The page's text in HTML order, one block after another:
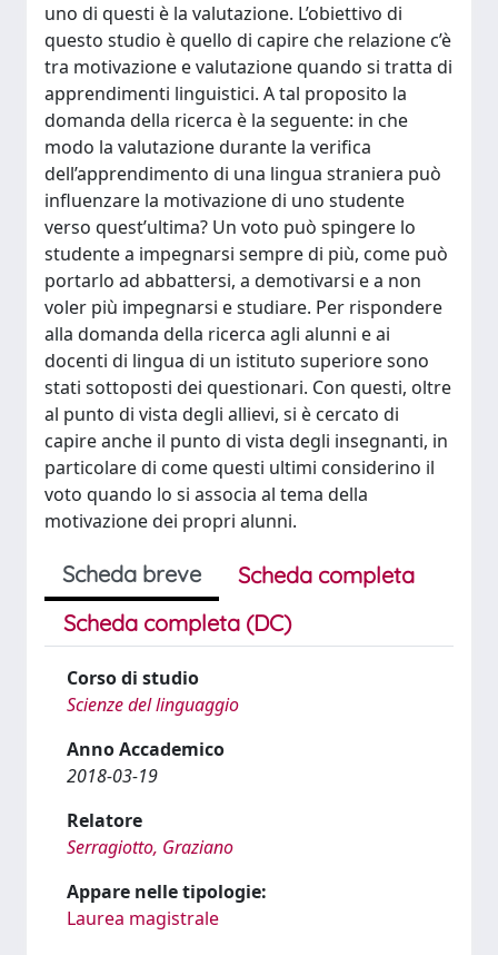
uno di questi è la valutazione. L’obiettivo di
questo studio è quello di capire che relazione c’è
tra motivazione e valutazione quando si tratta di
apprendimenti linguistici. A tal proposito la
domanda della ricerca è la seguente: in che
modo la valutazione durante la verifica
dell’apprendimento di una lingua straniera può
influenzare la motivazione di uno studente
verso quest’ultima? Un voto può spingere lo
studente a impegnarsi sempre di più, come può
portarlo ad abbattersi, a demotivarsi e a non
voler più impegnarsi e studiare. Per rispondere
alla domanda della ricerca agli alunni e ai
docenti di lingua di un istituto superiore sono
stati sottoposti dei questionari. Con questi, oltre
al punto di vista degli allievi, si è cercato di
capire anche il punto di vista degli insegnanti, in
particolare di come questi ultimi considerino il
voto quando lo si associa al tema della
motivazione dei propri alunni.
Scheda breve
Scheda completa
Scheda completa (DC)
Corso di studio
Scienze del linguaggio
Anno Accademico
2018-03-19
Relatore
Serragiotto, Graziano
Appare nelle tipologie:
Laurea magistrale